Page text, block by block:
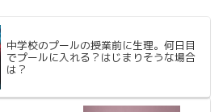
中学校のプールの授業前に生理。何日目
でプールに入れる？はじまりそうな場合
は？